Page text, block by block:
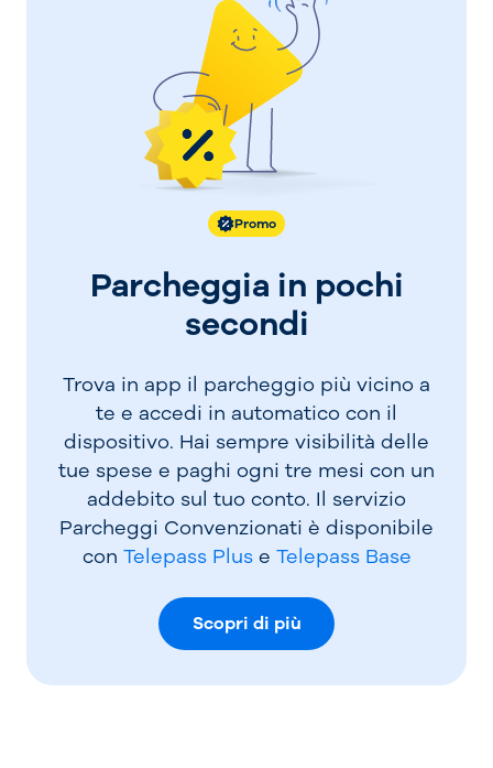
Porta Elisa: Porta neoclassica ad arco di
inizio '800 con vista panoramica sul centro
storico. Aperta 24 ore su 24, 7 giorni su 7
Torre Guinigi: Torre in mattoni del XIV
secolo; 230 gradini portano alla cima con
lecci e vista sui monti e sulla città. Aperta
dalle 10:00 alle 20:30, tutti i giorni
Orto botanico di Lucca: Giardino botanico
aperto nel 1820, con uno stagno e un
acquitrino, serre per piante tropicali e un
arboreto. Aperto dalle 10:30 alle 18:30,
giorni su 7
Servizi di pubblica utilità:
Farmacia Comunale n. 1 (Via Fillungo, 149)
Farmacia Sant'Anna (Via Fillungo, 221)
Farmacia Novelli (Via Fillungo, 235)
Farmacia Santa Zita (Via Santa Zita, 1)
Farmacia San Marco (Via San Giorgio, 16)
Ufficio Postale Lucca Centro (Via Vallisneri,
Ufficio Postale Lucca 1 (Via Fillungo, 167)
Promo
Parcheggia in pochi
secondi
Trova in app il parcheggio più vicino a
te e accedi in automatico con il
dispositivo. Hai sempre visibilità delle
tue spese e paghi ogni tre mesi con un
addebito sul tuo conto. Il servizio
Parcheggi Convenzionati è disponibile
con Telepass Pluse Telepass Base
Scopri di più